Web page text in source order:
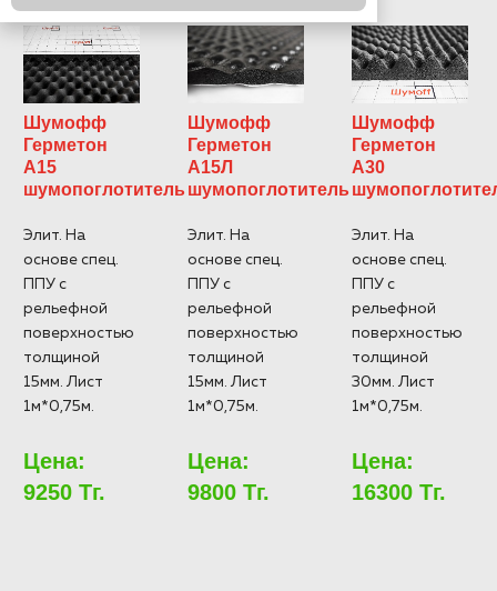
Шумофф
Герметон
А15
шумопоглотитель
Элит. На
основе спец.
ППУ с
рельефной
поверхностью
толщиной
15мм. Лист
1м*0,75м.
Цена:
9250 Тг.
Шумофф
Герметон
А15Л
шумопоглотитель
Элит. На
основе спец.
ППУ с
рельефной
поверхностью
толщиной
15мм. Лист
1м*0,75м.
Цена:
9800 Тг.
Шумофф
Герметон
А30
Элит. На
основе спец.
ППУ с
рельефной
поверхностью
толщиной
30мм. Лист
1м*0,75м.
Цена:
16300 Тг.